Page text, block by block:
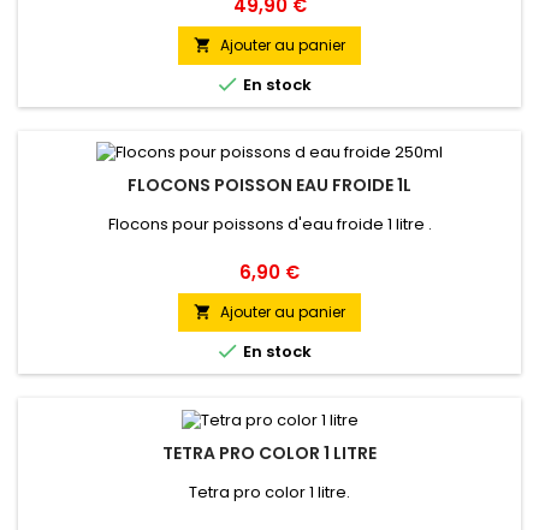
49,90 €
 Ajouter au panier
 En stock
FLOCONS POISSON EAU FROIDE 1L
Flocons pour poissons d'eau froide 1 litre .
Prix
6,90 €
 Ajouter au panier
 En stock
TETRA PRO COLOR 1 LITRE
Tetra pro color 1 litre.